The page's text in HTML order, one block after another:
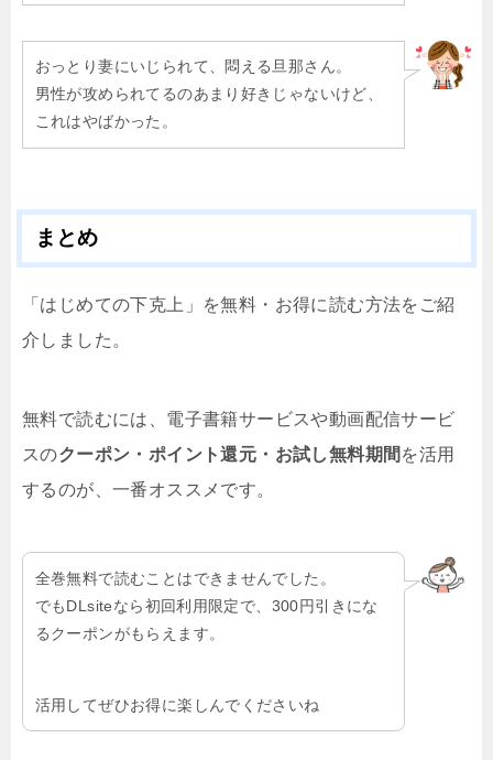
おっとり妻にいじられて、悶える旦那さん。
男性が攻められてるのあまり好きじゃないけど、
これはやばかった。
まとめ
「はじめての下克上」を無料・お得に読む方法をご紹
介しました。
無料で読むには、電子書籍サービスや動画配信サービ
スのクーポン・ポイント還元・お試し無料期間 を活用
するのが、一番オススメです。
全巻無料で読むことはできませんでした。
でもDLsiteなら初回利用限定で、300円引きにな
るクーポンがもらえます。
活用してぜひお得に楽しんでくださいね